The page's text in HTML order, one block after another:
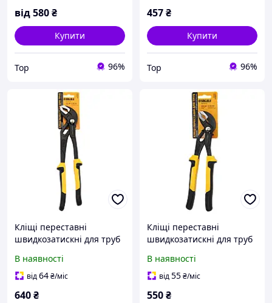
від580₴
Купити
Top 96%
457₴
Купити
Top 96%
Кліщі переставні
швидкозатискні для труб
(4102681)
В наявності
від64₴/міс
640₴
Кліщі переставні
швидкозатискні для труб
(4102671)
В наявності
від55₴/міс
550₴